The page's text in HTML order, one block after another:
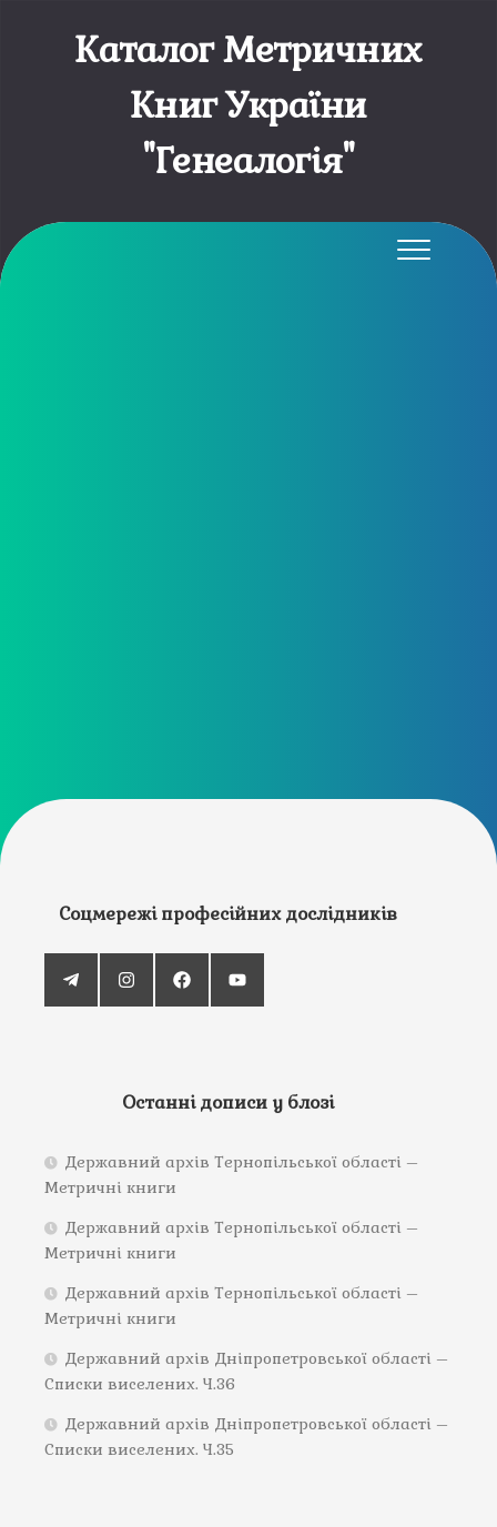
Каталог Метричних
Книг України
"Генеалогія"
Соцмережі професійних дослідників
Останні дописи у блозі
Державний архів Тернопільської області –
Метричні книги
Державний архів Тернопільської області –
Метричні книги
Державний архів Тернопільської області –
Метричні книги
Державний архів Дніпропетровської області –
Списки виселених. Ч.36
Державний архів Дніпропетровської області –
Списки виселених. Ч.35